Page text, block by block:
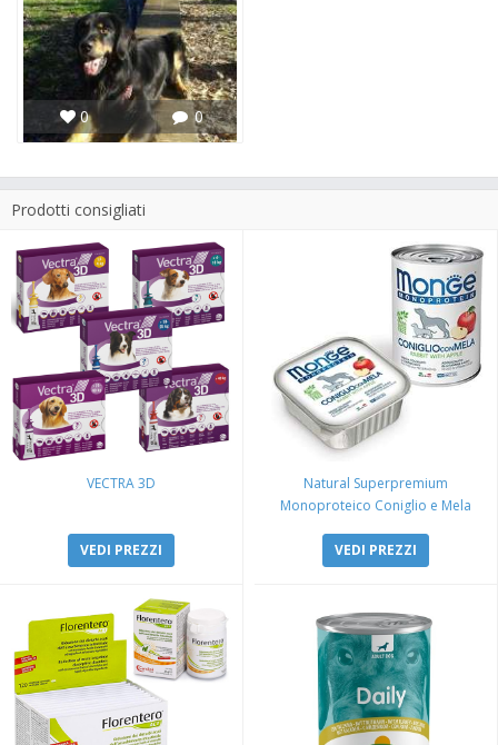
0 0
Prodotti consigliati
VECTRA 3D
VEDI PREZZI
Natural Superpremium
Monoproteico Coniglio e Mela
VEDI PREZZI